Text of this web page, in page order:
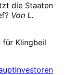
die Staaten
Von L.
für Klingbeil